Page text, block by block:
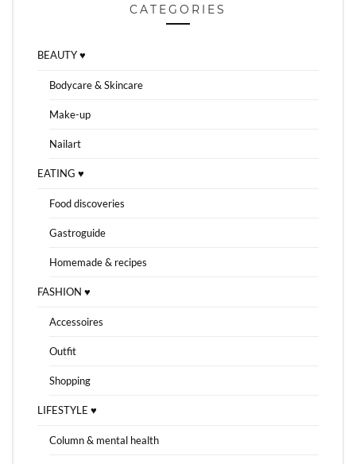
CATEGORIES
BEAUTY ♥
Bodycare & Skincare
Make-up
Nailart
EATING ♥
Food discoveries
Gastroguide
Homemade & recipes
FASHION ♥
Accessoires
Outfit
Shopping
LIFESTYLE ♥
Column & mental health